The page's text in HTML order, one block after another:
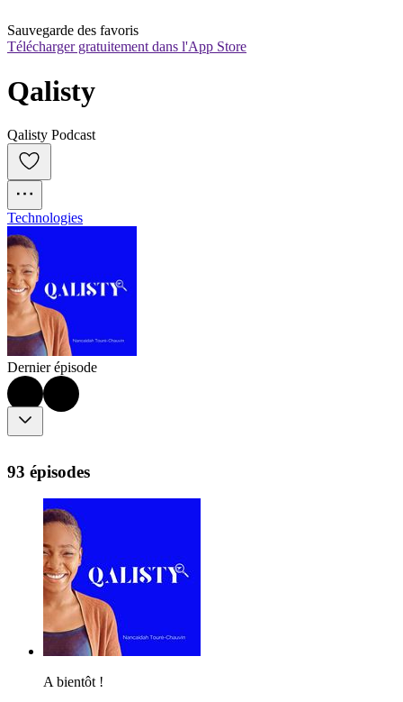
Sauvegarde des favoris
Télécharger gratuitement dans l'App Store
Qalisty
Qalisty Podcast
Technologies
Dernier épisode
93 épisodes
A bientôt !